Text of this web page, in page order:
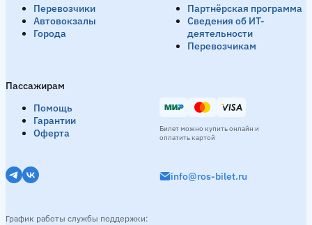
Перевозчики
Автовокзалы
Города
Пассажирам
Помощь
Гарантии
Оферта
Партнёрская программа
Сведения об ИТ-
деятельности
Перевозчикам
info@ros-bilet.ru
График работы службы поддержки:
Билет можно купить онлайн и
оплатить картой